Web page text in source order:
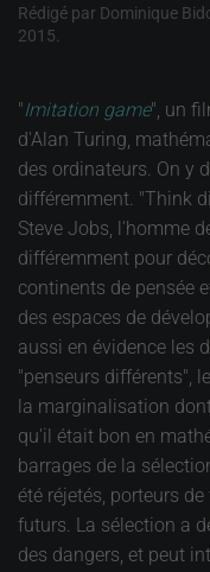
Rédigé par Dominique
2015
"Imitation game", un
d'Alan Turing,
des ordinateurs. On y
différemment. "Think
Steve Jobs, l'homme
différemment pour
continents de pensée
des espaces de
aussi en évidence les
"penseurs différents",
la marginalisation
qu'il était bon en
barrages de la
été réjetés, porteurs
futurs. La sélection a
des dangers, et peut